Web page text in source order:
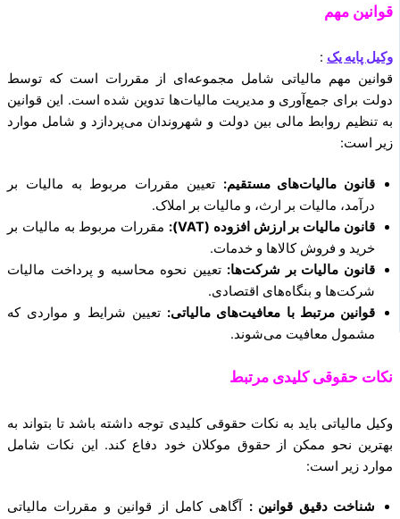
قوانین مهم
وکیل پایه یک :
قوانین مهم مالیاتی شامل مجموعه‌ای از مقررات است که توسط
دولت برای جمع‌آوری و مدیریت مالیات‌ها تدوین شده است. این قوانین
به تنظیم روابط مالی بین دولت و شهروندان می‌پردازد و شامل موارد
زیر است:
قانون مالیات‌های مستقیم: تعیین مقررات مربوط به مالیات بر
درآمد، مالیات بر ارث، و مالیات بر املاک.
قانون مالیات بر ارزش افزوده (VAT):
مقررات مربوط به مالیات بر
خرید و فروش کالاها و خدمات.
قانون مالیات بر شرکت‌ها: تعیین نحوه محاسبه و پرداخت مالیات
شرکت‌ها و بنگاه‌های اقتصادی.
قوانین مرتبط با معافیت‌های مالیاتی: تعیین شرایط و مواردی که
مشمول معافیت می‌شوند.
نکات حقوقی کلیدی مرتبط
وکیل مالیاتی باید به نکات حقوقی کلیدی توجه داشته باشد تا بتواند به
بهترین نحو ممکن از حقوق موکلان خود دفاع کند. این نکات شامل
موارد زیر است:
شناخت دقیق قوانین : آگاهی کامل از قوانین و مقررات مالیاتی